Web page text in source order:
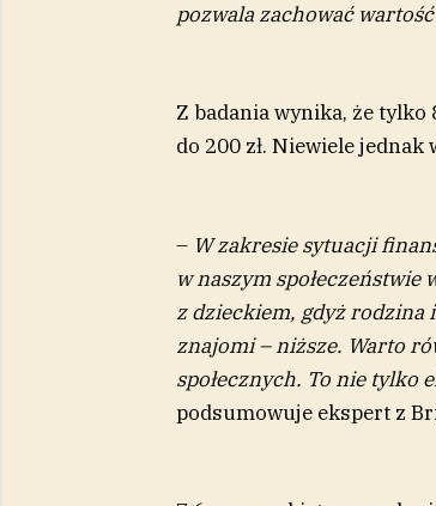
pozwala zachować
Z badania wynika, że
do 200 zł. Niewiele jednak
– W zakresie sytuacji
w naszym
z dzieckiem, gdyż rodzina
znajomi – niższe. Warto
społecznych. To nie tylko
podsumowuje ekspert z